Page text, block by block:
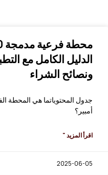
الدليل الكامل مع
ونصائح الشراء
أمبير؟
اقرأ المزيد "
2025-06-05